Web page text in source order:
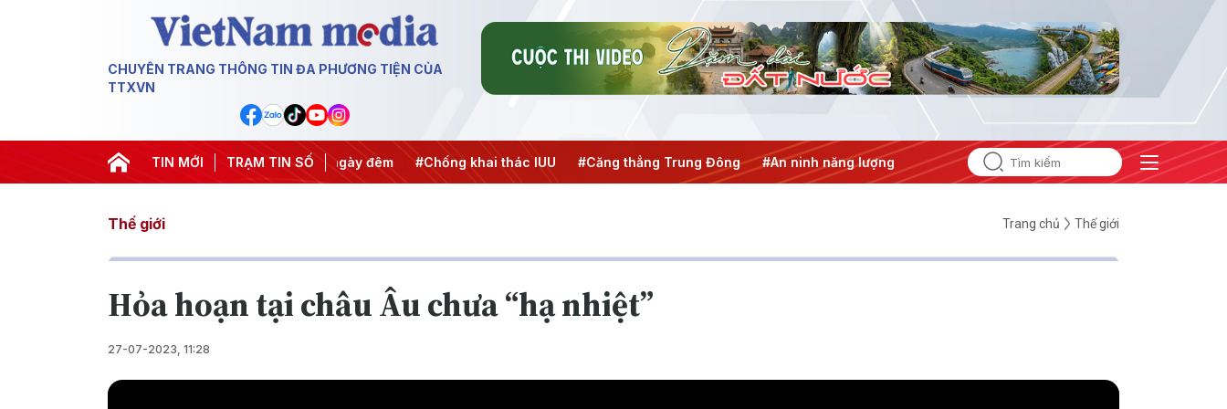
CHUYÊN TRANG THÔNG TIN ĐA PHƯƠNG TIỆN CỦA
TTXVN
TIN MỚI TRẠM TIN SỐ
thành hành động #Chiến dịch 500 ngày đêm #Chống khai thác IUU #Căng thẳng Trung Đông #An ninh năng lượng #Bảo vệ nền tảng tư tưởng của Đảng
Thế giới Trang chủ Thế giới
Hỏa hoạn tại châu Âu chưa “hạ nhiệt”
27-07-2023, 11:28